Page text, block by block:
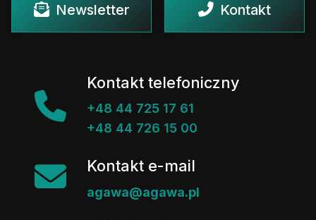
Newsletter Kontakt
Kontakt telefoniczny
+48 44 725 17 61
+48 44 726 15 00
Kontakt e-mail
agawa@agawa.pl